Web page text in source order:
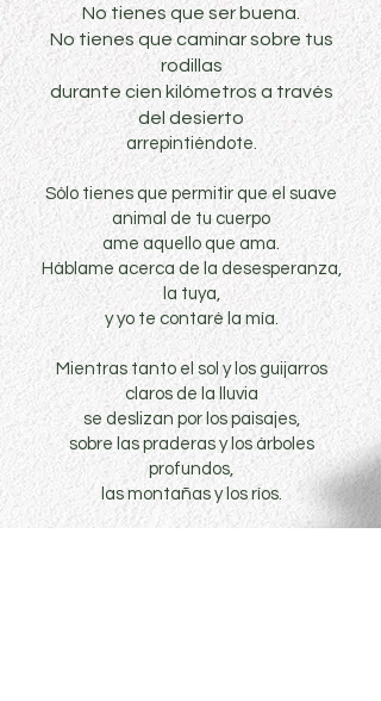
No tienes que ser buena.
No tienes que caminar sobre tus
rodillas
durante cien kilómetros a través
del desierto
arrepintiéndote.
Sólo tienes que permitir que el suave
animal de tu cuerpo
ame aquello que ama.
Háblame acerca de la desesperanza,
la tuya,
y yo te contaré la mía.
Mientras tanto el sol y los guijarros
claros de la lluvia
se deslizan por los paisajes,
sobre las praderas y los árboles
profundos,
las montañas y los ríos.